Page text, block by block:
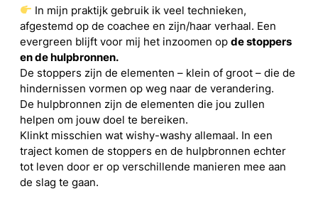
In mijn praktijk gebruik ik veel technieken,
afgestemd op de coachee en zijn/haar verhaal. Een
evergreen blijft voor mij het inzoomen op de stoppers
en de hulpbronnen.
De stoppers zijn de elementen – klein of groot – die de
hindernissen vormen op weg naar de verandering.
De hulpbronnen zijn de elementen die jou zullen
helpen om jouw doel te bereiken.
Klinkt misschien wat wishy-washy allemaal. In een
traject komen de stoppers en de hulpbronnen echter
tot leven door er op verschillende manieren mee aan
de slag te gaan.